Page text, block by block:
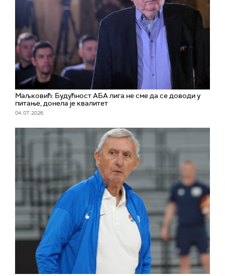
Маљковић: Будућност АБА лига не сме да се доводи у
питање, донела је квалитет
04. 07. 2026.